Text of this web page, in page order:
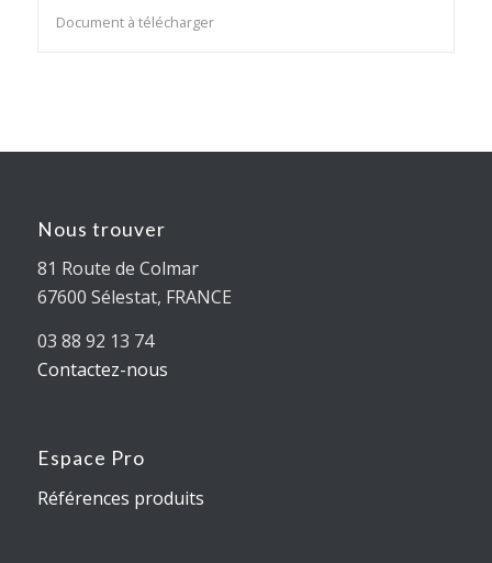
Document à télécharger
Nous trouver
81 Route de Colmar
67600 Sélestat, FRANCE
03 88 92 13 74
Contactez-nous
Espace Pro
Références produits